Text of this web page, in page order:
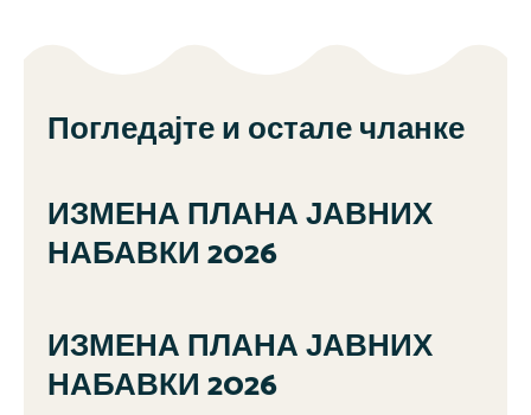
Погледајте и остале чланке
ИЗМЕНА ПЛАНА ЈАВНИХ
НАБАВКИ 2026
ИЗМЕНА ПЛАНА ЈАВНИХ
НАБАВКИ 2026